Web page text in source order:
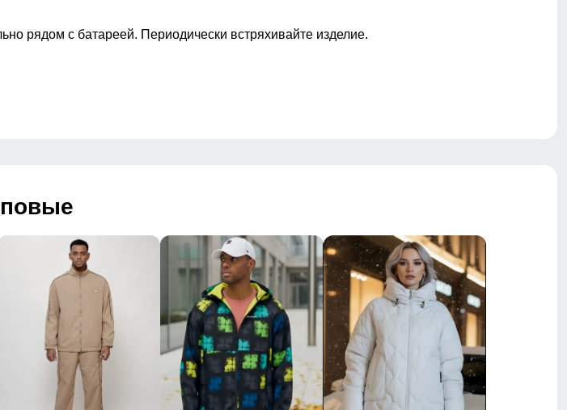
металлическая фурнитура
повседневная носка, family look
флисовый внутренний слой, эластичная ткань, повышенная износостойкость,
посадка, возможность создания парного образа Family Look
рядом с батареей. Периодически встряхивайте изделие.